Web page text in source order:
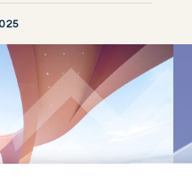
MAINTENANT